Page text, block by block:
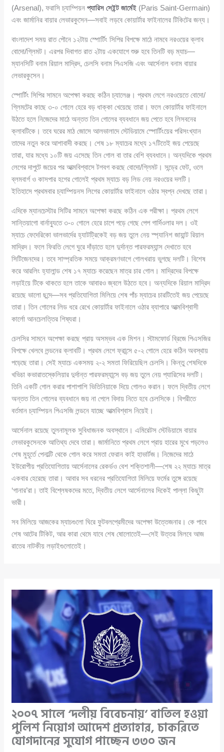
(Arsenal), ফরাসি চ্যাম্পিয়নপ্যারিস সেইন্ট জার্মেই (Paris Saint-Germain)
এবং জার্মানির বায়ার লেভারকুসেন—সবাই লড়বে কোয়ার্টার ফাইনালের টিকিটের জন্য।
বাংলাদেশ সময় রাত পৌনে ১২টায় স্পোর্টিং সিপির বিপক্ষে মাঠে নামবে নরওয়ের ক্লাব
বোদো/গ্লিমট। এরপর দিবাগত রাত ২টায় একযোগে শুরু হবে তিনটি বড় ম্যাচ—
ম্যানসিটি বনাম রিয়াল মাদ্রিদ, চেলসি বনাম পিএসজি এবং আর্সেনাল বনাম বায়ার
লেভারকুসেন।
স্পোর্টিং সিপির সামনে অপেক্ষা করছে কঠিন চ্যালেঞ্জ। প্রথম লেগে নরওয়েতে বোদো/
গ্লিমটের কাছে ৩-০ গোলে হেরে বড় ধাক্কা খেয়েছে তারা। ফলে কোয়ার্টার ফাইনালে
উঠতে হলে নিজেদের মাঠে অন্তত তিন গোলের ব্যবধানে জয় পেতে হবে লিসবনের
ক্লাবটিকে। তবে ঘরের মাঠ জোসে আলভালাদে স্টেডিয়ামে স্পোর্টিংয়ের পরিসংখ্যান
তাদের নতুন করে আশাবাদী করছে। শেষ ১৮ ম্যাচের মধ্যে ১৭টিতেই জয় পেয়েছে
তারা, যার মধ্যে ১০টি জয় এসেছে তিন গোল বা তার বেশি ব্যবধানে। অন্যদিকে প্রথম
লেগের দাপুটে জয়ের পর আত্মবিশ্বাসে টগবগ করছে বোদো/গ্লিমট। সন্ড্রে ফেট, ওলে
ব্লমবার্গ ও কাসপার হগের গোলেই প্রথম ম্যাচে বড় লিড নেয় নরওয়ের দলটি।
ইতিহাসে প্রথমবার চ্যাম্পিয়নস লিগের কোয়ার্টার ফাইনালে ওঠার স্বপ্ন দেখছে তারা।
এদিকে ম্যানচেস্টার সিটির সামনে অপেক্ষা করছে কঠিন এক পরীক্ষা। প্রথম লেগে
সান্তিয়াগো বার্নাব্যুতে ৩-০ গোলে হেরে চাপে পড়ে গেছে পেপ গার্দিওলার দল। ওই
ম্যাচে ফেদেরিকো ভালভার্দের হ্যাটট্রিকেই বড় জয় তুলে নেয় স্প্যানিশ জায়ান্ট রিয়াল
মাদ্রিদ। ফলে ফিরতি লেগে ঘুরে দাঁড়াতে হলে দুর্দান্ত পারফরম্যান্স দেখাতে হবে
সিটিজেনদের। তবে সাম্প্রতিক সময়ে আক্রমণভাগে গোলখরায় ভুগছে দলটি। বিশেষ
করে আরলিং হ্যালান্ড শেষ ১৭ ম্যাচে করেছেন মাত্র চার গোল। মাদ্রিদের বিপক্ষে
লড়াইয়ে টিকে থাকতে হলে তাকে আবারও জ্বলে উঠতে হবে। অন্যদিকে রিয়াল মাদ্রিদ
রয়েছে ভালো ছন্দে—সব প্রতিযোগিতা মিলিয়ে শেষ পাঁচ ম্যাচের চারটিতেই জয় পেয়েছে
তারা। তিন গোলের লিড ধরে রেখে কোয়ার্টার ফাইনালে ওঠার ব্যাপারে আত্মবিশ্বাসী
কার্লো আনচেলত্তির শিষ্যরা।
চেলসির সামনে অপেক্ষা করছে প্রায় অসম্ভব এক মিশন। স্টামফোর্ড ব্রিজে পিএসজির
বিপক্ষে খেলবে লন্ডনের ক্লাবটি। প্রথম লেগে ফ্রান্সে ৫-২ গোলে হেরে কঠিন অবস্থায়
পড়েছে তারা। সেই ম্যাচে একসময় ২-২ সমতা ফিরিয়েছিল চেলসি। কিন্তু শেষদিকে
খভিচা কভারাতস্কেলিয়ার দুর্দান্ত পারফরম্যান্সে বড় জয় তুলে নেয় প্যারিসের দলটি।
তিনি একটি গোল করার পাশাপাশি ভিতিনিয়াকে দিয়ে গোলও করান। ফলে দ্বিতীয় লেগে
অন্তত তিন গোলের ব্যবধানে জয় না পেলে বিদায় নিতে হবে চেলসিকে। বিপরীতে
বর্তমান চ্যাম্পিয়ন পিএসজি লন্ডনে যাচ্ছে আত্মবিশ্বাস নিয়েই।
আর্সেনাল রয়েছে তুলনামূলক সুবিধাজনক অবস্থানে। এমিরেটস স্টেডিয়ামে বায়ার
লেভারকুসেনকে আতিথ্য দেবে তারা। জার্মানিতে প্রথম লেগে প্রায় হারের মুখে পড়লেও
শেষ মুহূর্তে পেনাল্টি থেকে গোল করে সমতা ফেরান কাই হাভার্টজ। নিজেদের মাঠে
ইউরোপীয় প্রতিযোগিতায় আর্সেনালের রেকর্ডও বেশ শক্তিশালী—শেষ ২২ ম্যাচে মাত্র
একবার হেরেছে তারা। আবার সব ধরনের প্রতিযোগিতা মিলিয়ে ফর্মের তুঙ্গে রয়েছে
‘গানার’রা। তাই বিশ্লেষকদের মতে, দ্বিতীয় লেগে আর্সেনালের দিকেই পাল্লা কিছুটা
ভারী।
সব মিলিয়ে আজকের ম্যাচগুলো ঘিরে ফুটবলপ্রেমীদের অপেক্ষা উত্তেজনার। কে পাবে
শেষ আটের টিকিট, আর কারা থেমে যাবে শেষ ষোলোতেই—সেই উত্তর মিলবে আজ
রাতের নাটকীয় লড়াইগুলোতেই।
২০০৭ সালে ‘দলীয় বিবেচনায়’ বাতিল হওয়া
পুলিশ নিয়োগ আদেশ প্রত্যাহার, চাকরিতে
যোগদানের সুযোগ পাচ্ছেন ৩৩০ জন